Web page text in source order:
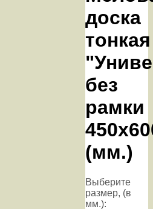
доска
тонкая
без
рамки
(мм.)
Выберите
размер, (в
мм.):